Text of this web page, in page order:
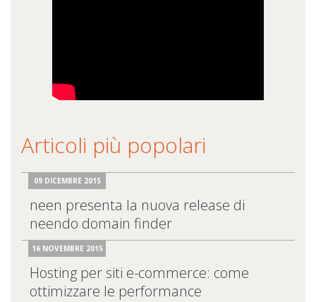
Articoli più popolari
09 DICEMBRE 2015
neen presenta la nuova release di
neendo domain finder
16 NOVEMBRE 2015
Hosting per siti e-commerce: come
ottimizzare le performance